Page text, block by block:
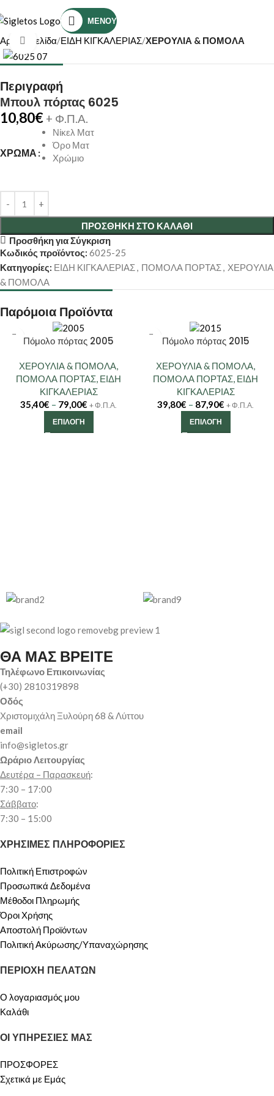
ΜΕΝΟΎ
Αρχική σελίδα ΕΙΔΗ ΚΙΓΚΑΛΕΡΙΑΣ ΧΕΡΟΥΛΙΑ & ΠΟΜΟΛΑ
Κάντε κλικ για μεγέθυνση
Περιγραφή
Μπουλ πόρτας 6025
10,80€ + Φ.Π.Α.
ΧΡΏΜΑ
Νίκελ Ματ
Όρο Ματ
Χρώμιο
ΠΡΟΣΘΉΚΗ ΣΤΟ ΚΑΛΆΘΙ
Προσθήκη για Σύγκριση
Κωδικός προϊόντος: 6025-25
Κατηγορίες: ΕΙΔΗ ΚΙΓΚΑΛΕΡΙΑΣ, ΠΟΜΟΛΑ ΠΟΡΤΑΣ, ΧΕΡΟΥΛΙΑ
& ΠΟΜΟΛΑ
Παρόμοια Προϊόντα
Πόμολο πόρτας 2005
ΧΕΡΟΥΛΙΑ & ΠΟΜΟΛΑ,
ΠΟΜΟΛΑ ΠΟΡΤΑΣ, ΕΙΔΗ
ΚΙΓΚΑΛΕΡΙΑΣ
35,40€ – 79,00€ + Φ.Π.Α.
ΕΠΙΛΟΓΉ
Πόμολο πόρτας 2015
ΧΕΡΟΥΛΙΑ & ΠΟΜΟΛΑ,
ΠΟΜΟΛΑ ΠΟΡΤΑΣ, ΕΙΔΗ
ΚΙΓΚΑΛΕΡΙΑΣ
39,80€ – 87,90€ + Φ.Π.Α.
ΕΠΙΛΟΓΉ
ΘΑ ΜΑΣ ΒΡΕΙΤΕ
Τηλέφωνο Επικοινωνίας
(+30) 2810319898
Οδός
Χριστομιχάλη Ξυλούρη 68 & Λύττου
email
info@sigletos.gr
Ωράριο Λειτουργίας
Δευτέρα – Παρασκευή:
7:30 – 17:00
Σάββατο:
7:30 – 15:00
ΧΡΗΣΙΜΕΣ ΠΛΗΡΟΦΟΡΙΕΣ
Πολιτική Επιστροφών
Προσωπικά Δεδομένα
Μέθοδοι Πληρωμής
Όροι Χρήσης
Αποστολή Προϊόντων
Πολιτική Ακύρωσης/Υπαναχώρησης
ΠΕΡΙΟΧΗ ΠΕΛΑΤΩΝ
Ο λογαριασμός μου
Καλάθι
ΟΙ ΥΠΗΡΕΣΙΕΣ ΜΑΣ
ΠΡΟΣΦΟΡΕΣ
Σχετικά με Εμάς